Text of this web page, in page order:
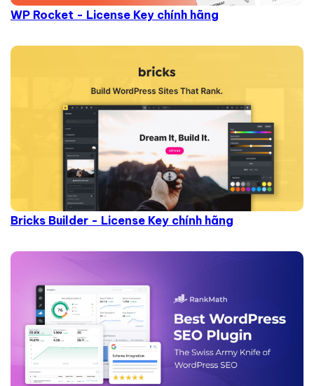
WP Rocket - License Key chính hãng
Bricks Builder - License Key chính hãng